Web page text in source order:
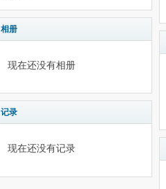
相册
现在还没有相册
记录
现在还没有记录